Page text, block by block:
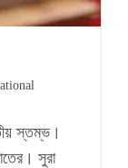
স্তম্ভ।
সুরা